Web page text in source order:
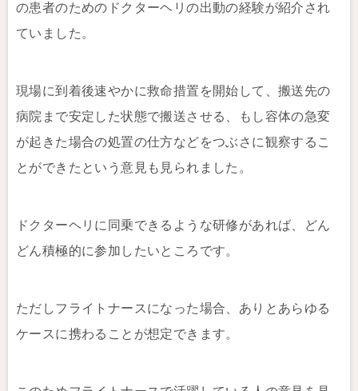
の患者のためのドクターヘリの出動の経験が紹介され
ていました。
現場に到着後速やかに救命措置を開始して、搬送先の
病院まで安定した状態で搬送させる、もし容体の急変
が起きた場合の処置の仕方などをつぶさに観察するこ
とができたという意見も見られました。
ドクターヘリに同乗できるような研修があれば、どん
どん積極的に参加したいところです。
ただしフライトナースになった場合、ありとあらゆる
ケースに携わることが想定できます。